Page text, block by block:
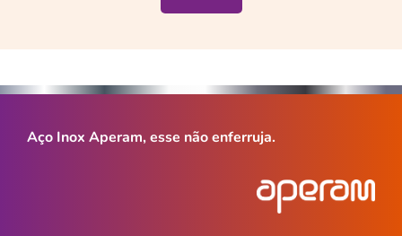
Aço Inox Aperam, esse não enferruja.